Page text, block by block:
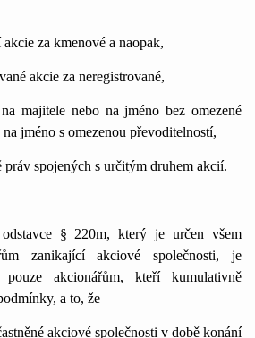
za kmenové a naopak,
akcie za neregistrované,
majitele nebo na jméno bez omezené
jméno s omezenou převoditelností,
práv spojených s určitým druhem akcií.
§ 220m, který je určen všem
zanikající akciové společnosti, je
akcionářům, kteří kumulativně
a to, že
akciové společnosti v době konání